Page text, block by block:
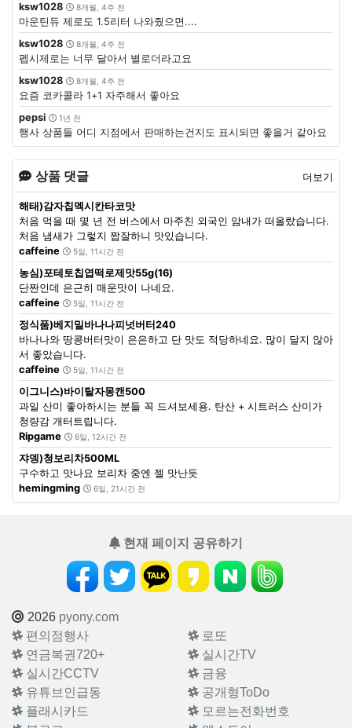
ksw1028
8개월, 4주 전
마운틴듀 제로도 1.5리터 나와줬으면....
ksw1028
8개월, 4주 전
펩시제로는 너무 달아서 별로더라고요
ksw1028
8개월, 4주 전
요즘 코카콜라 1+1 자주해서 좋아요
pepsi
1년 전
행사 상품들 어디 지점에서 판매하는건지도 표시되면 좋을거 같아요
상품 댓글 더보기
해태)감자칩멕시칸타코맛
처음 먹을 때 몇 년 전 버스에서 마주친 외국인 암내가 떠올랐습니다.
처음 냄새가 그렇지 짭잘하니 맛있습니다.
caffeine
5일, 11시간 전
농심)포테토칩엽떡로제맛55g(16)
단짠인데 은근히 매운맛이 나네요.
caffeine
5일, 11시간 전
정식품)베지밀바나나피넛버터240
바나나와 땅콩버터맛이 은은하고 단 맛도 적당하네요. 많이 달지 않아
서 좋았습니다.
caffeine
5일, 11시간 전
이그니스)바이탈자몽캔500
과일 산미 좋아하시는 분들 꼭 드셔보세용. 탄산 + 시트러스 산미가
청량감 개터트립니다.
Ripgame
6일, 12시간 전
쟈뎅)청보리차500ML
구수하고 맛나요 보리차 중엔 젤 맛난듯
hemingming
6일, 21시간 전
현재 페이지 공유하기
2026 pyony.com
편의점행사
로또
연금복권720+
실시간TV
실시간CCTV
금융
유튜브인급동
공개형ToDo
플래시카드
모르는전화번호